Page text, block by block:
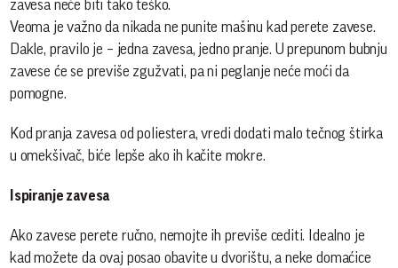
zavesa neće biti tako teško.
Veoma je važno da nikada ne punite mašinu kad perete zavese.
Dakle, pravilo je – jedna zavesa, jedno pranje. U prepunom bubnju
zavese će se previše zgužvati, pa ni peglanje neće moći da
pomogne.
Kod pranja zavesa od poliestera, vredi dodati malo tečnog štirka
u omekšivač, biće lepše ako ih kačite mokre.
Ispiranje zavesa
Ako zavese perete ručno, nemojte ih previše cediti. Idealno je
kad možete da ovaj posao obavite u dvorištu, a neke domaćice